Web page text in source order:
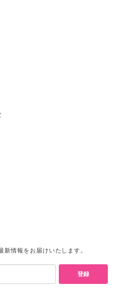
情報をお届けいたします。
登録